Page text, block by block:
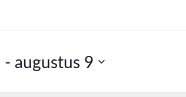
- augustus 9